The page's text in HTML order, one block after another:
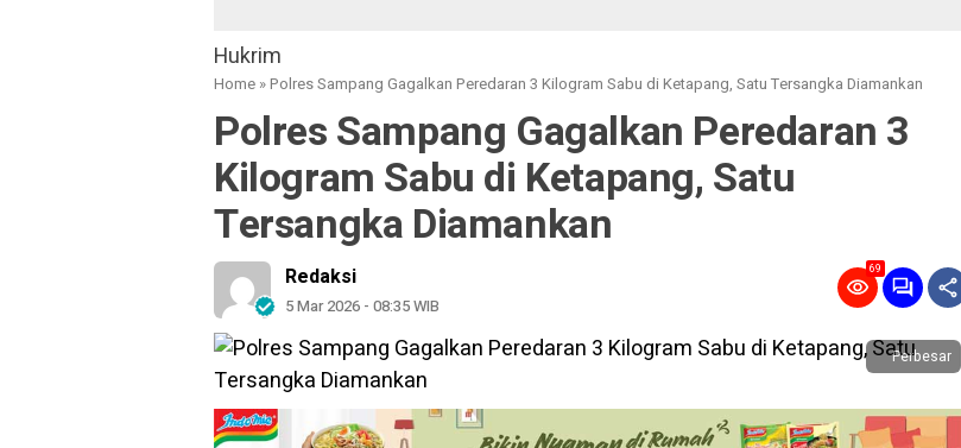
Hukrim
Home »Polres Sampang Gagalkan Peredaran 3 Kilogram Sabu di Ketapang, Satu Tersangka Diamankan
Polres Sampang Gagalkan Peredaran 3
Kilogram Sabu di Ketapang, Satu
Tersangka Diamankan
Redaksi
5 Mar 2026 - 08:35 WIB
69
Perbesar